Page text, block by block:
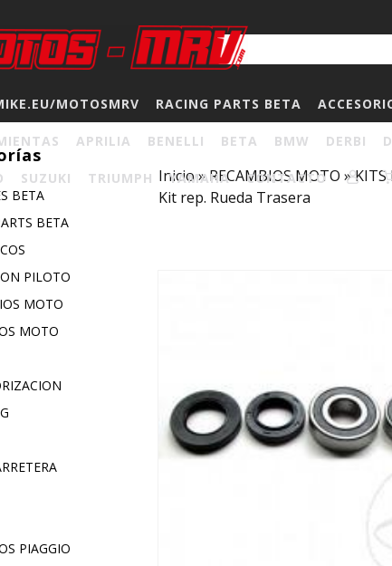
MOTOSMRV RACING PARTS BETA
APRILIA BENELLI BETA BMW DERBI
SUZUKI TRIUMPH YAMAHA CONTACTO
BETA
BETA
PILOTO
MOTO
MOTO
PIAGGIO
Inicio»RECAMBIOS MOTO »KITS
Kit rep. Rueda Trasera